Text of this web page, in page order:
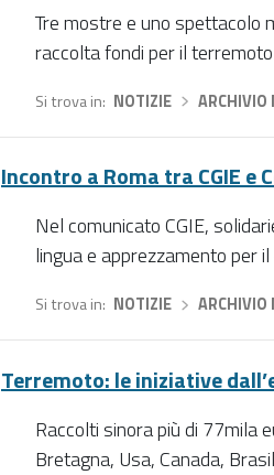
Tre mostre e uno spettacolo
raccolta fondi per il
Si trova in NOTIZIE› ARCHIVIO
Incontro a Roma tra CGIE e
Nel comunicato CGIE,
lingua e apprezzamento per
Si trova in NOTIZIE› ARCHIVIO
Terremoto: le iniziative
Raccolti sinora più di 77mila
Bretagna, Usa, Canada,